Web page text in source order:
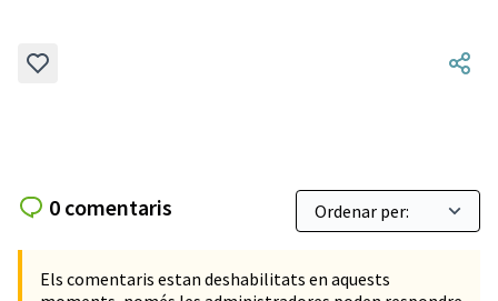
0 comentaris
Els comentaris estan deshabilitats en aquests